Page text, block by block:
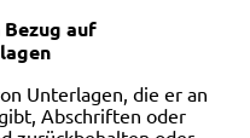
auf
Unterlagen, die er an
Abschriften oder